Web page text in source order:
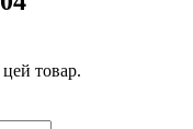
товар.